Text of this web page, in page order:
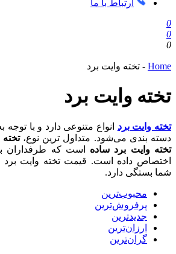
ارتباط با ما
0
0
0
Home
- تخته وایت برد
تخته وایت برد
تخته وایت برد انواع متنوعی دارد و با توجه
دسته بندی می‌شود. متداول ترین نوع،
تخته وایت برد ساده است که طرفداران
اختصاص داده است. قیمت تخته وایت برد
شما بستگی دارد.
محبوب‌ترین
پرفروش‌ترین
جدیدترین
ارزان‌ترین
گران‌ترین